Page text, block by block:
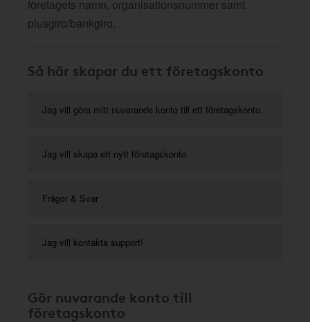
företagets namn, organisationsnummer samt
plusgiro/bankgiro.
Så här skapar du ett företagskonto
Jag vill göra mitt nuvarande konto till ett företagskonto.
Jag vill skapa ett nytt företagskonto.
Frågor & Svar
Jag vill kontakta support!
Gör nuvarande konto till
företagskonto